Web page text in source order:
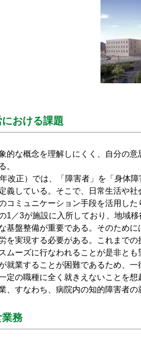
おける課題
な概念を理解しにくく、自分の
。
改正）では、「障害者」を「身体
義している。そこで、日常生活や
コミュニケーション手段を活用し
1／3が施設に入所しており、地域
基盤整備が重要である。そのため
を実現する必要がある。これまで
ムーズに行なわれることが是非とも
業することが困難であるため、
定の職種に全く就きえないことを
、すなわち、病院内の知的障害者の
務